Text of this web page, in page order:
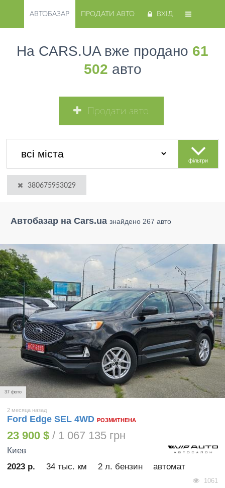
АВТОБАЗАР ПРОДАТИ АВТО ВХІД
На CARS.UA вже продано 61
502 авто
Продати авто
фільтри
380675953029
Автобазар на Cars.ua знайдено 267 авто
37 фото
2 месяца назад
Ford Edge SEL 4WD РОЗМИТНЕНА
23 900 $ / 1 067 135 грн
Киев
2023 р.
34 тыс. км 2 л. бензин автомат
1061